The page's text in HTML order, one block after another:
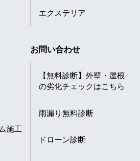
エクステリア
施工
お問い合わせ
【無料診断】外壁・屋根
の劣化チェックはこちら
雨漏り無料診断
ドローン診断